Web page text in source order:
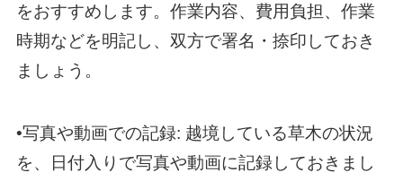
をおすすめします。作業内容、費用負担、作業
時期などを明記し、双方で署名・捺印しておき
ましょう。
•写真や動画での記録: 越境している草木の状況
を、日付入りで写真や動画に記録しておきまし